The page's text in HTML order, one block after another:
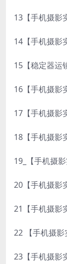
13【手机摄影
14【手机摄影
15【稳定器运
16【手机摄影
17【手机摄影
18【手机摄影
19_【手机摄
20【手机摄影
21【手机摄影
22 【手机摄
23【手机摄影